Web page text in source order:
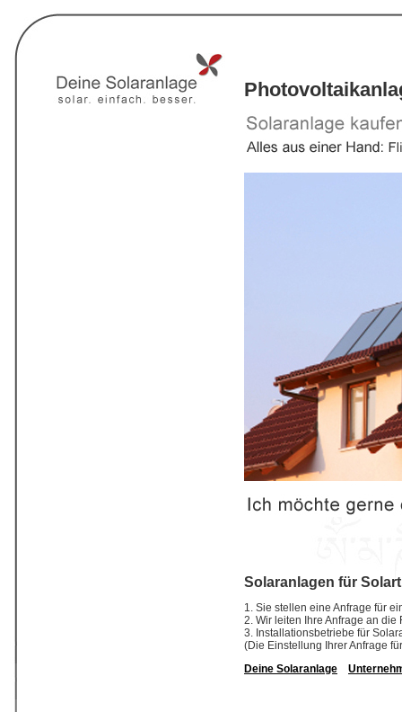
Solaranlagen für
1. Sie stellen eine Anfrage für
2. Wir leiten Ihre Anfrage an
3. Installationsbetriebe für
(Die Einstellung Ihrer Anfrage
Deine Solaranlage